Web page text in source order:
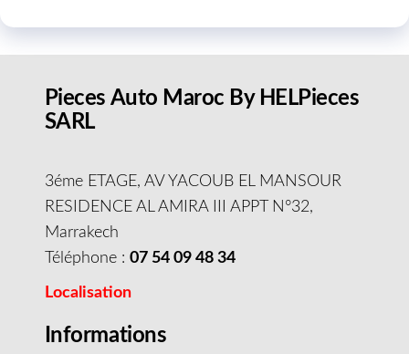
Pieces Auto Maroc By HELPieces
SARL
3éme ETAGE, AV YACOUB EL MANSOUR
RESIDENCE AL AMIRA III APPT N°32,
Marrakech
Téléphone : 07 54 09 48 34
Localisation
Informations